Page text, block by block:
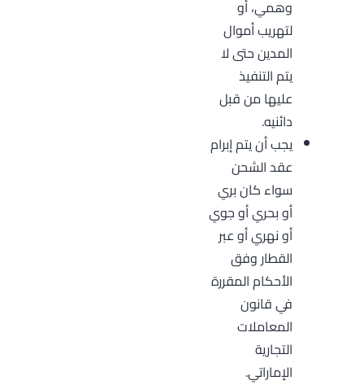
وهمي، أو
لتهريب أموال
المدين حتى لا
يتم التنفيذ
عليها من قبل
دائنيه.
يجب أن يتم إبرام
عقد الشحن
سواء كان بري
أو بحري أو جوي
أو نهري أو عبر
القطار وفق
الأحكام المقررة
في قانون
المعاملات
التجارية
الإماراتي.